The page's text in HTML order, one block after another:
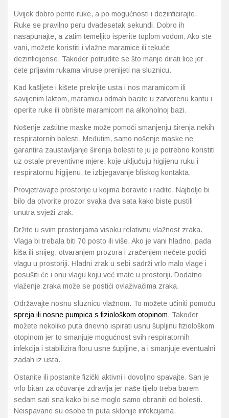
Uvijek dobro perite ruke, a po mogućnosti i dezinficirajte.
Ruke se pravilno peru dvadesetak sekundi. Dobro ih
nasapunajte, a zatim temeljito isperite toplom vodom. Ako ste
vani, možete koristiti i vlažne maramice ili tekuće
dezinficijense. Također potrudite se što manje dirati lice jer
ćete prljavim rukama viruse prenijeti na sluznicu.
Kad kašljete i kišete prekrijte usta i nos maramicom ili
savijenim laktom, maramicu odmah bacite u zatvorenu kantu i
operite ruke ili obrišite maramicom na alkoholnoj bazi.
Nošenje zaštitne maske može pomoći smanjenju širenja nekih
respiratornih bolesti. Međutim, samo nošenje maske ne
garantira zaustavljanje širenja bolesti te ju je potrebno koristiti
uz ostale preventivne mjere, koje uključuju higijenu ruku i
respiratornu higijenu, te izbjegavanje bliskog kontakta.
Provjetravajte prostorije u kojima boravite i radite. Najbolje bi
bilo da otvorite prozor svaka dva sata kako biste pustili
unutra svježi zrak.
Držite u svim prostorijama visoku relativnu vlažnost zraka.
Vlaga bi trebala biti 70 posto ili više. Ako je vani hladno, pada
kiša ili snijeg, otvaranjem prozora i zračenjem nećete podići
vlagu u prostoriji. Hladni zrak u sebi sadrži vrlo malo vlage i
posušiti će i onu vlagu koju već imate u prostoriji. Dodatno
vlaženje zraka može se postići ovlaživačima zraka.
Održavajte nosnu sluznicu vlažnom. To možete učiniti pomoću
spreja ili nosne pumpica s fiziološkom otopinom. Također
možete nekoliko puta dnevno ispirati usnu šupljinu fiziološkom
otopinom jer to smanjuje mogućnost svih respiratornih
infekcija i stabilizira floru usne šupljine, a i smanjuje eventualni
zadah iz usta.
Ostanite ili postanite fizički aktivni i dovoljno spavajte. San je
vrlo bitan za očuvanje zdravlja jer naše tijelo treba barem
sedam sati sna kako bi se moglo samo obraniti od bolesti.
Neispavane su osobe tri puta sklonije infekcijama.